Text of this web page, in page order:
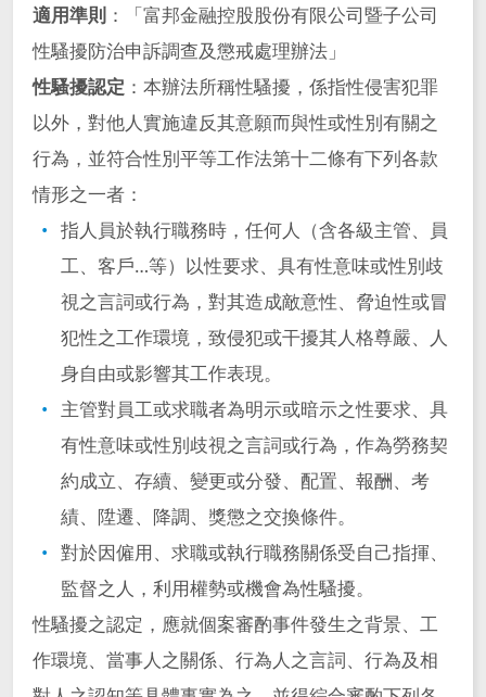
董事進修
智慧財產管理計畫及執行情況
公司治理相關文件
公司治理運作情形
誠信經營運作情形
風險管理組織及運作
各項ISO證書-富邦金控及子公司
大陸富邦財險
越南富邦產險
富邦證券
富邦證券(香港)
富邦金控創投
富邦投信
富邦基金(香港)
富邦投顧
富邦科技保代
適用準則：「富邦金融控股股份有限公司暨子公司
性騷擾防治申訴調查及懲戒處理辦法」
性騷擾認定 ：本辦法所稱性騷擾，係指性侵害犯罪
以外，對他人實施違反其意願而與性或性別有關之
行為，並符合性別平等工作法第十二條有下列各款
情形之一者：
指人員於執行職務時，任何人（含各級主管、員
工、客戶…等）以性要求、具有性意味或性別歧
視之言詞或行為，對其造成敵意性、脅迫性或冒
犯性之工作環境，致侵犯或干擾其人格尊嚴、人
身自由或影響其工作表現。
主管對員工或求職者為明示或暗示之性要求、具
有性意味或性別歧視之言詞或行為，作為勞務契
約成立、存續、變更或分發、配置、報酬、考
績、陞遷、降調、獎懲之交換條件。
對於因僱用、求職或執行職務關係受自己指揮、
監督之人，利用權勢或機會為性騷擾。
性騷擾之認定，應就個案審酌事件發生之背景、工
作環境、當事人之關係、行為人之言詞、行為及相